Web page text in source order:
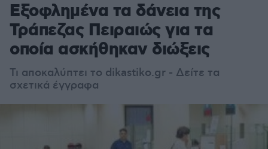
Εξοφλημένα τα δάνεια της
Τράπεζας Πειραιώς για τα
οποία ασκήθηκαν διώξεις
Τι αποκαλύπτει το dikastiko.gr - Δείτε τα
σχετικά έγγραφα